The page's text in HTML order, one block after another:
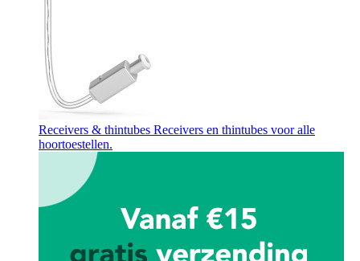
Receivers & thintubes Receivers en thintubes voor alle
hoortoestellen.